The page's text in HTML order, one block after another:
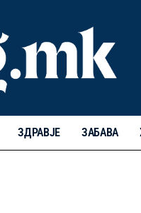
ЗДРАВЈЕ ЗАБАВА